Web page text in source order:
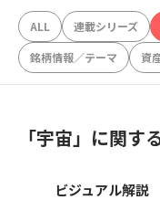
ALL 連載シリーズ
銘柄情報／テーマ
資
「宇宙」に関す
ビジュアル解説